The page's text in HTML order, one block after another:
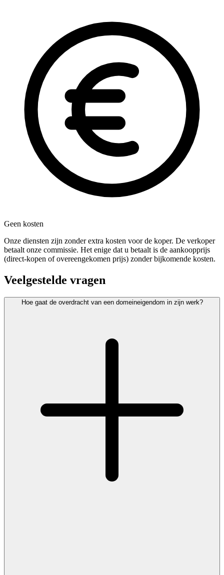
Geen kosten
Onze diensten zijn zonder extra kosten voor de koper. De verkoper
betaalt onze commissie. Het enige dat u betaalt is de aankoopprijs
(direct-kopen of overeengekomen prijs) zonder bijkomende kosten.
Veelgestelde vragen
Hoe gaat de overdracht van een domeineigendom in zijn werk?